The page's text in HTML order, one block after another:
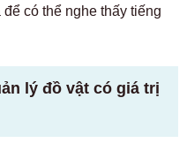
có thể nghe thấy tiếng
lý đồ vật có giá trị